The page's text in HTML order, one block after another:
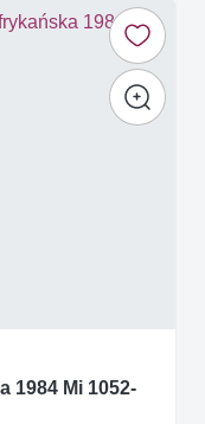
1984 Mi 1052-